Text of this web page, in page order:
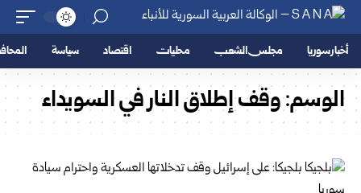
أخبار سوريا مجلس الشعب محليات اقتصاد سياسة
الوسم:وقف إطلاق النار في السويداء